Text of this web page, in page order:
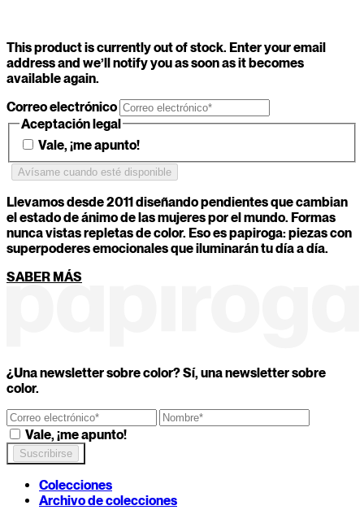
This product is currently out of stock. Enter your email
address and we’ll notify you as soon as it becomes
available again.
Correo electrónico
Aceptación legal
Vale, ¡me apunto!
Tu color secreto es...
¿Cuál de estos objetos serías hoy?
Una taza imperfecta y con carácter
Llevamos desde 2011 diseñando pendientes que cambian
el estado de ánimo de las mujeres por el mundo. Formas
nunca vistas repletas de color. Eso es papiroga: piezas con
superpoderes emocionales que iluminarán tu día a día.
SABER MÁS
¿Una newsletter sobre color? Sí, una newsletter sobre
color.
Vale, ¡me apunto!
Colecciones
Archivo de colecciones